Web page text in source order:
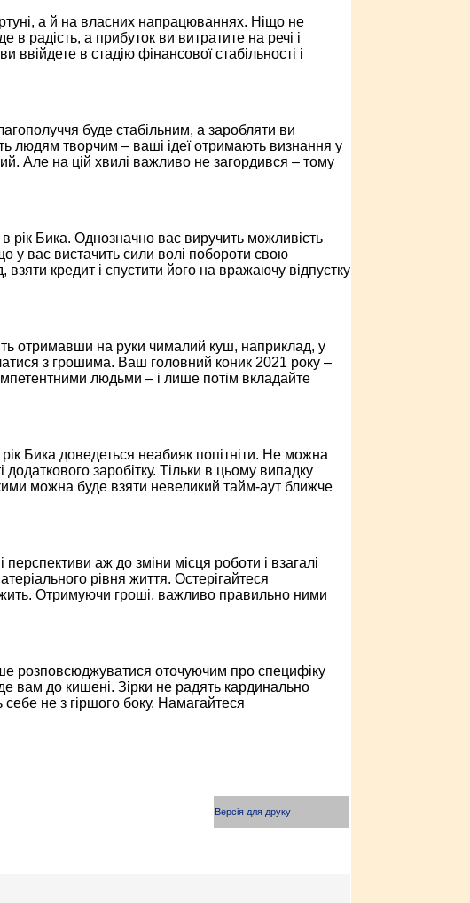
а й на власних напрацюваннях. Ніщо не
радість, а прибуток ви витратите на речі і
в стадію фінансової стабільності і
буде стабільним, а заробляти ви
творчим – ваші ідеї отримають визнання у
Але на цій хвилі важливо не загордився – тому
рік Бика. Однозначно вас виручить можливість
у вас вистачить сили волі побороти свою
кредит і спустити його на вражаючу відпустку
отримавши на руки чималий куш, наприклад, у
з грошима. Ваш головний коник 2021 року –
людьми – і лише потім вкладайте
Бика доведеться неабияк попітніти. Не можна
заробітку. Тільки в цьому випадку
можна буде взяти невеликий тайм-аут ближче
аж до зміни місця роботи і взагалі
рівня життя. Остерігайтеся
Отримуючи гроші, важливо правильно ними
розповсюджуватися оточуючим про специфіку
вам до кишені. Зірки не радять кардинально
не з гіршого боку. Намагайтеся
Версія для друку